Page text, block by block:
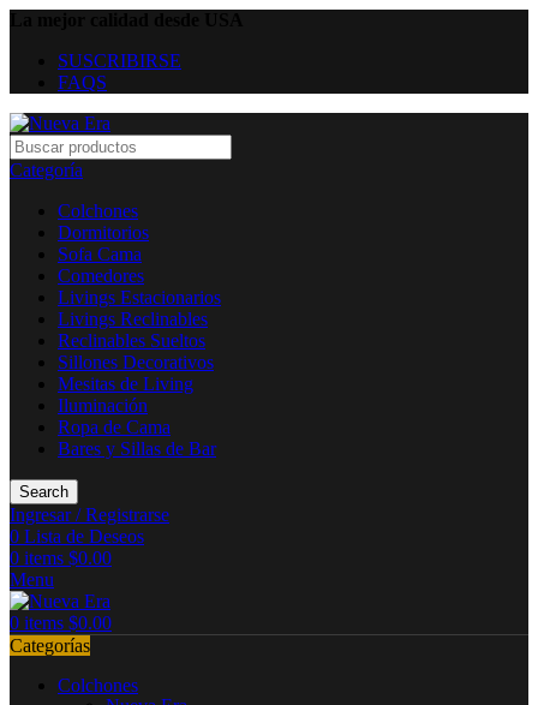
SUSCRIBIRSE
FAQS
Categoría
Colchones
Dormitorios
Sofa Cama
Comedores
Livings Estacionarios
Livings Reclinables
Reclinables Sueltos
Sillones Decorativos
Mesitas de Living
Iluminación
Ropa de Cama
Bares y Sillas de Bar
Search
Ingresar / Registrarse
0 Lista de Deseos
0 items $0.00
Menu
0 items $0.00
Categorías
Colchones